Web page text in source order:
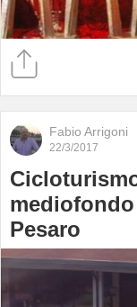
Fabio Arrigoni
22/3/2017
Pesaro